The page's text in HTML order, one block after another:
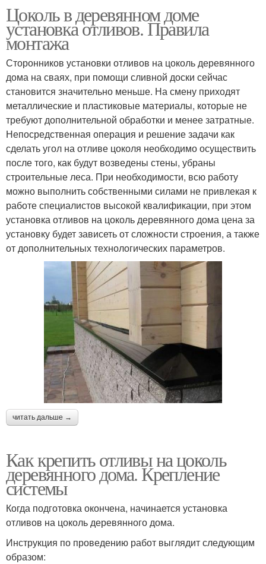
Цоколь в деревянном доме
установка отливов. Правила
монтажа
Сторонников установки отливов на цоколь деревянного
дома на сваях, при помощи сливной доски сейчас
становится значительно меньше. На смену приходят
металлические и пластиковые материалы, которые не
требуют дополнительной обработки и менее затратные.
Непосредственная операция и решение задачи как
сделать угол на отливе цоколя необходимо осуществить
после того, как будут возведены стены, убраны
строительные леса. При необходимости, всю работу
можно выполнить собственными силами не привлекая к
работе специалистов высокой квалификации, при этом
установка отливов на цоколь деревянного дома цена за
установку будет зависеть от сложности строения, а также
от дополнительных технологических параметров.
читать дальше →
Как крепить отливы на цоколь
деревянного дома. Крепление
системы
Когда подготовка окончена, начинается установка
отливов на цоколь деревянного дома.
Инструкция по проведению работ выглядит следующим
образом: